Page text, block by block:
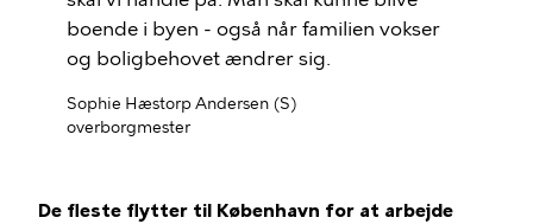
boende i byen - også når familien vokser
og boligbehovet ændrer sig.
Sophie Hæstorp Andersen (S)
overborgmester
De fleste flytter til København for at arbejde